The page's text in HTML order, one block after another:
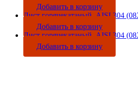
Добавить в корзину
Лист горячекатаный, AISI 304
Добавить в корзину
Лист горячекатаный, AISI 304
Добавить в корзину